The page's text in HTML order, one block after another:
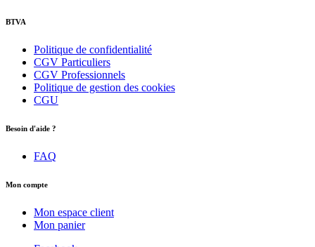
BTVA
Politique de confidentialité
CGV Particuliers
CGV Professionnels
Politique de gestion des cookies
CGU
Besoin d'aide ?
FAQ
Mon compte
Mon espace client
Mon panier